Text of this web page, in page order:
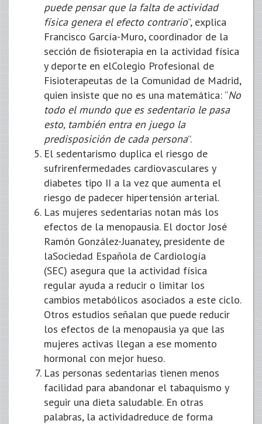
puede pensar que la falta de actividad
física genera el efecto contrario”, explica
Francisco García-Muro, coordinador de la
sección de fisioterapia en la actividad física
y deporte en elColegio Profesional de
Fisioterapeutas de la Comunidad de Madrid,
quien insiste que no es una matemática: “No
todo el mundo que es sedentario le pasa
esto, también entra en juego la
predisposición de cada persona”.
El sedentarismo duplica el riesgo de
sufrirenfermedades cardiovasculares y
diabetes tipo II a la vez que aumenta el
riesgo de padecer hipertensión arterial.
Las mujeres sedentarias notan más los
efectos de la menopausia. El doctor José
Ramón González-Juanatey, presidente de
laSociedad Española de Cardiología
(SEC) asegura que la actividad física
regular ayuda a reducir o limitar los
cambios metabólicos asociados a este ciclo.
Otros estudios señalan que puede reducir
los efectos de la menopausia ya que las
mujeres activas llegan a ese momento
hormonal con mejor hueso.
Las personas sedentarias tienen menos
facilidad para abandonar el tabaquismo y
seguir una dieta saludable. En otras
palabras, la actividadreduce de forma